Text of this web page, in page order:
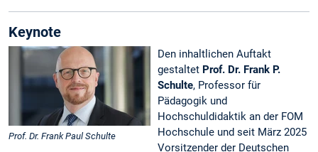
Keynote
Prof. Dr. Frank Paul Schulte
Den inhaltlichen Auftakt
gestaltet Prof. Dr. Frank P.
Schulte, Professor für
Pädagogik und
Hochschuldidaktik an der FOM
Hochschule und seit März 2025
Vorsitzender der Deutschen